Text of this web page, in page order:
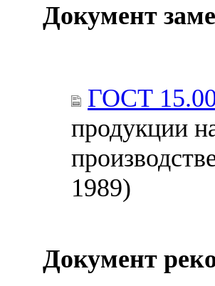
Документ
ГОСТ
продукции
1989)
Документ